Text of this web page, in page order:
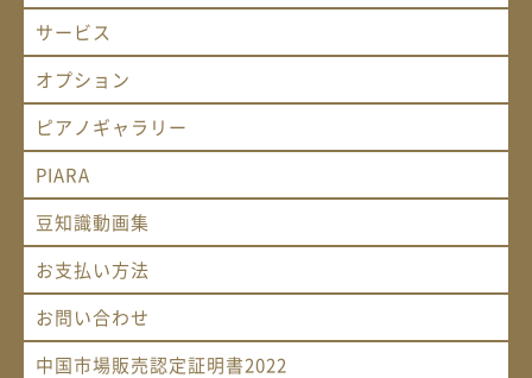
サービス
オプション
ピアノギャラリー
PIARA
豆知識動画集
お支払い方法
お問い合わせ
中国市場販売認定証明書2022